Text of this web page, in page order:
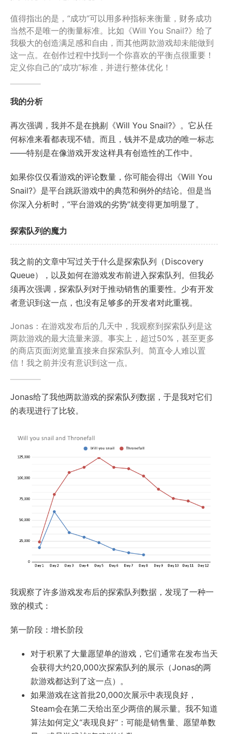
值得指出的是，“成功”可以用多种指标来衡量，财务成功
当然不是唯一的衡量标准。比如《Will You Snail?》给了
我极大的创造满足感和自由，而其他两款游戏却未能做到
这一点。在创作过程中找到一个你喜欢的平衡点很重要！
定义你自己的“成功”标准，并进行整体优化！
我的分析
再次强调，我并不是在挑剔《Will You Snail?》。它从任
何标准来看都表现不错。而且，钱并不是成功的唯一标志
——特别是在像游戏开发这样具有创造性的工作中。
如果你仅仅看游戏的评论数量，你可能会得出《Will You
Snail?》是平台跳跃游戏中的典范和例外的结论。但是当
你深入分析时，“平台游戏的劣势”就变得更加明显了。
探索队列的魔力
我之前的文章中写过关于什么是探索队列（Discovery
Queue），以及如何在游戏发布前进入探索队列。但我必
须再次强调，探索队列对于推动销售的重要性。少有开发
者意识到这一点，也没有足够多的开发者对此重视。
Jonas：在游戏发布后的几天中，我观察到探索队列是这
两款游戏的最大流量来源。事实上，超过50%，甚至更多
的商店页面浏览量直接来自探索队列。简直令人难以置
信！我之前并没有意识到这一点。
Jonas给了我他两款游戏的探索队列数据，于是我对它们
的表现进行了比较。
我观察了许多游戏发布后的探索队列数据，发现了一种一
致的模式：
第一阶段：增长阶段
对于积累了大量愿望单的游戏，它们通常在发布当天
会获得大约20,000次探索队列的展示（Jonas的两
款游戏都达到了这一点）。
如果游戏在这首批20,000次展示中表现良好，
Steam会在第二天给出至少两倍的展示量。我不知道
算法如何定义“表现良好”：可能是销售量、愿望单数